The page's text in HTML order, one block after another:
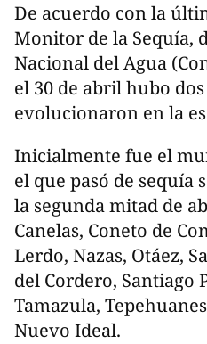
De acuerdo con la
Monitor de la Sequía,
Nacional del Agua
el 30 de abril hubo
evolucionaron en la
Inicialmente fue el
el que pasó de sequía
la segunda mitad de
Canelas, Coneto de
Lerdo, Nazas, Otáez,
del Cordero, Santiago
Tamazula,
Nuevo Ideal.